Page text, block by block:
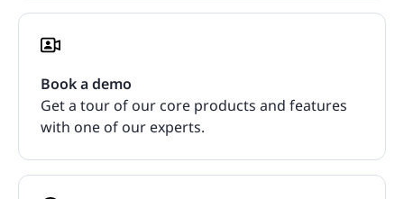
Book a demo
Get a tour of our core products and features
with one of our experts.